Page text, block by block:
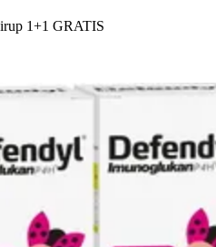
1+1 GRATIS